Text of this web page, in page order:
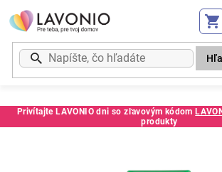
Prejsť
na
obsah
Privítajte LAVONIO dni so zľavovým kódom
produkty
Kód: 65454CE